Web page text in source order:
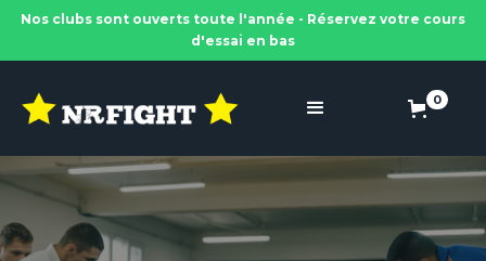
Nos clubs sont ouverts toute l'année - Réservez votre cours
d'essai en bas
0